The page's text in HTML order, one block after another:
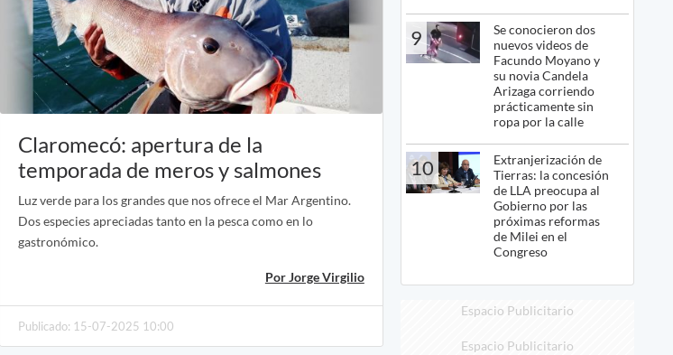
Claromecó: apertura de la
temporada de meros y salmones
Luz verde para los grandes que nos ofrece el Mar Argentino.
Dos especies apreciadas tanto en la pesca como en lo
gastronómico.
Por Jorge Virgilio
Publicado: 15-07-2025 10:00
9
Se conocieron dos
nuevos videos de
Facundo Moyano y
su novia Candela
Arizaga corriendo
prácticamente sin
ropa por la calle
10
Extranjerización de
Tierras: la concesión
de LLA preocupa al
Gobierno por las
próximas reformas
de Milei en el
Congreso
Espacio Publicitario
Espacio Publicitario